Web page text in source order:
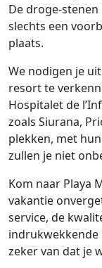
De droge-
slechts een
plaats.
We nodigen je
resort te
Hospitalet de
zoals Siurana,
plekken, met
zullen je niet
Kom naar Playa
vakantie
service, de
indrukwekkende
zeker van dat je